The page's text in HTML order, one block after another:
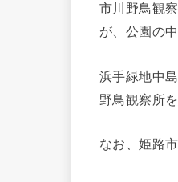
市川野鳥観
が、公園の
浜手緑地中
野鳥観察所
なお、姫路